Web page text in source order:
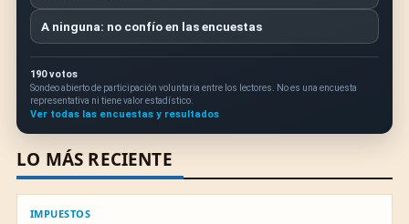
A ninguna: no confío en las encuestas
190 votos
Sondeo abierto de participación voluntaria entre los lectores. No es una encuesta
representativa ni tiene valor estadístico.
Ver todas las encuestas y resultados
LO MÁS RECIENTE
IMPUESTOS